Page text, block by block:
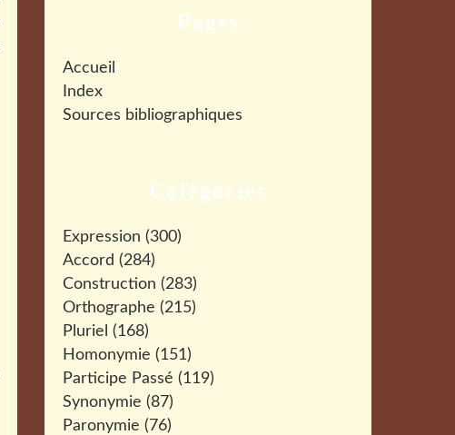
Catégories
Expression (300)
Accord (284)
Construction (283)
Orthographe (215)
Pluriel (168)
Homonymie (151)
Participe Passé (119)
Synonymie (87)
Paronymie (76)
Pages
Accueil
Index
Sources bibliographiques